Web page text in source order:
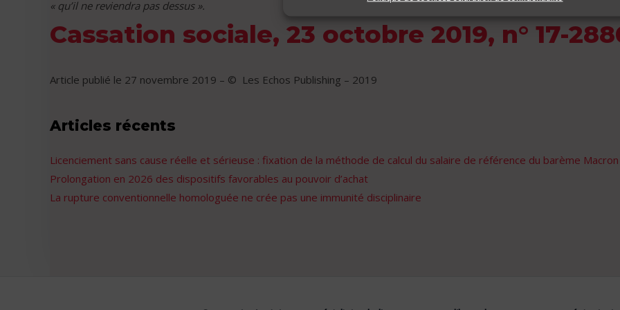
« qu’il ne reviendra pas dessus ».
Cassation sociale, 23 octobre 2019, n° 17-
Article publié le 27 novembre 2019 – © Les Echos Publishing – 2019
Articles récents
Licenciement sans cause réelle et sérieuse : fixation de la méthode de calcul du salaire de référence du barème Macron
Prolongation en 2026 des dispositifs favorables au pouvoir d’achat
La rupture conventionnelle homologuée ne crée pas une immunité disciplinaire